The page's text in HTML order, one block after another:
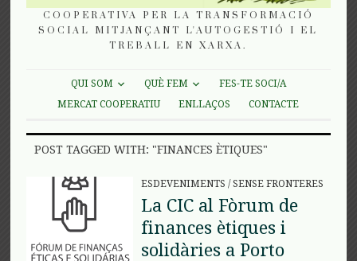
COOPERATIVA PER LA TRANSFORMACIÓ
SOCIAL MITJANÇANT L'AUTOGESTIÓ I EL
TREBALL EN XARXA.
QUI SOM QUÈ FEM
FES-TE SOCI/A
MERCAT COOPERATIU
ENLLAÇOS CONTACTE
POST TAGGED WITH: "FINANCES ÈTIQUES"
ESDEVENIMENTS /SENSE FRONTERES
La CIC al Fòrum de
finances ètiques i
solidàries a Porto